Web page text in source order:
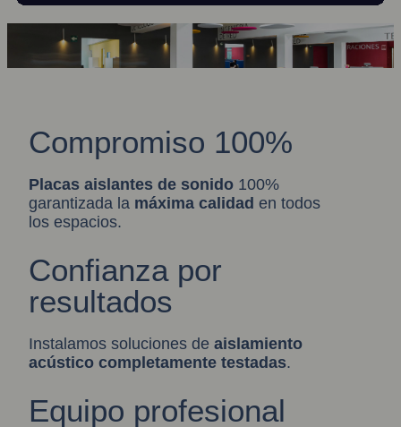
Compromiso 100%
Placas aislantes de sonido 100%
garantizada la máxima calidad en todos
los espacios.
Confianza por
resultados
Instalamos soluciones de aislamiento
acústico completamente testadas.
Equipo profesional